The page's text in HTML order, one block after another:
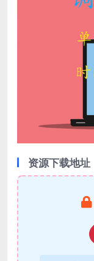
资源下载地址